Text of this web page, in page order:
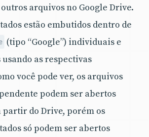
arquivos no Google Drive.
estão embutidos dentro de
(tipo “Google”) individuais e
as respectivas
você pode ver, os arquivos
podem ser abertos
do Drive, porém os
só podem ser abertos